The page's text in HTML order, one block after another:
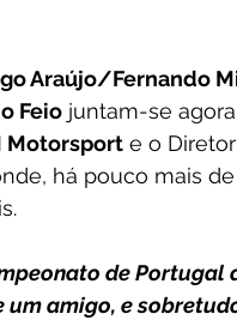
Araújo/Fernando
Feio juntam-se agora
Motorsport e o
há pouco mais
de Portugal
amigo, e